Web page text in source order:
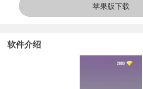
苹果版下载
软件介绍